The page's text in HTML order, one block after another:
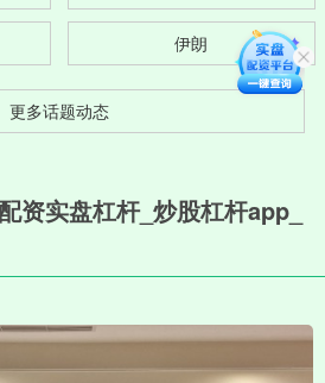
伊朗
更多话题动态
资实盘杠杆_炒股杠杆app_